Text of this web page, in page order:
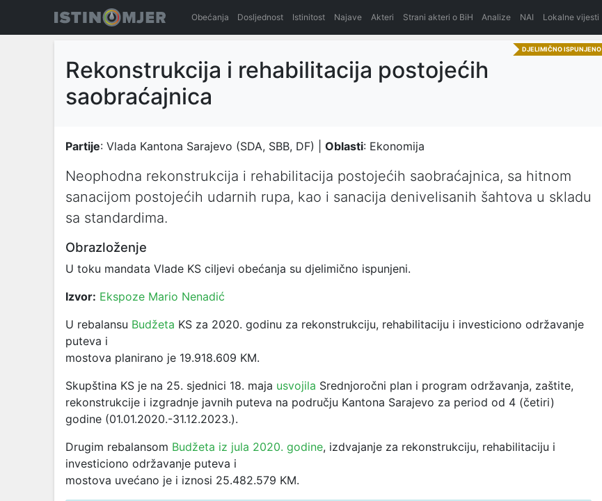
Obećanja Dosljednost Istinitost Najave Akteri Strani akteri o BiH Analize NAI Lokalne vijesti
DJELIMIČNO ISPUNJENO
Rekonstrukcija i rehabilitacija postojećih
saobraćajnica
Partije: Vlada Kantona Sarajevo (SDA, SBB, DF) | Oblasti: Ekonomija
Neophodna rekonstrukcija i rehabilitacija postojećih saobraćajnica, sa hitnom
sanacijom postojećih udarnih rupa, kao i sanacija denivelisanih šahtova u skladu
sa standardima.
Obrazloženje
U toku mandata Vlade KS ciljevi obećanja su djelimično ispunjeni.
Izvor: Ekspoze Mario Nenadić
U rebalansu Budžeta KS za 2020. godinu za rekonstrukciju, rehabilitaciju i investiciono održavanje
puteva i
mostova planirano je 19.918.609 KM.
Skupština KS je na 25. sjednici 18. maja usvojila Srednjoročni plan i program održavanja, zaštite,
rekonstrukcije i izgradnje javnih puteva na području Kantona Sarajevo za period od 4 (četiri)
godine (01.01.2020.-31.12.2023.).
Drugim rebalansom Budžeta iz jula 2020. godine, izdvajanje za rekonstrukciju, rehabilitaciju i
investiciono održavanje puteva i
mostova uvećano je i iznosi 25.482.579 KM.